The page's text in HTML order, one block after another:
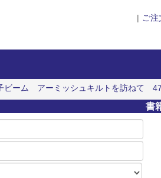
| ご
ビーム アーミッシュキルトを訪ねて
書